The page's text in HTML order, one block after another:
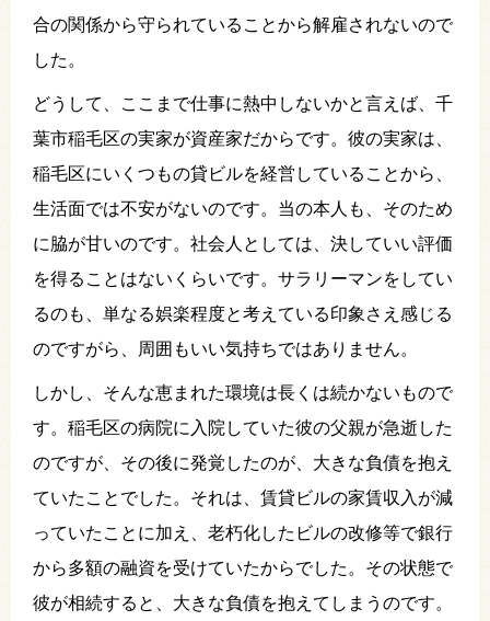
合の関係から守られていることから解雇されないので
した。
どうして、ここまで仕事に熱中しないかと言えば、千
葉市稲毛区の実家が資産家だからです。彼の実家は、
稲毛区にいくつもの貸ビルを経営していることから、
生活面では不安がないのです。当の本人も、そのため
に脇が甘いのです。社会人としては、決していい評価
を得ることはないくらいです。サラリーマンをしてい
るのも、単なる娯楽程度と考えている印象さえ感じる
のですがら、周囲もいい気持ちではありません。
しかし、そんな恵まれた環境は長くは続かないもので
す。稲毛区の病院に入院していた彼の父親が急逝した
のですが、その後に発覚したのが、大きな負債を抱え
ていたことでした。それは、賃貸ビルの家賃収入が減
っていたことに加え、老朽化したビルの改修等で銀行
から多額の融資を受けていたからでした。その状態で
彼が相続すると、大きな負債を抱えてしまうのです。